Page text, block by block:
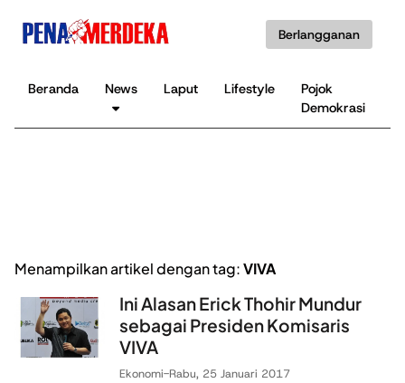
Berlangganan
Beranda News Laput Lifestyle
Pojok
Demokrasi
Menampilkan artikel dengan tag:VIVA
Ini Alasan Erick Thohir Mundur
sebagai Presiden Komisaris
VIVA
Ekonomi-Rabu, 25 Januari 2017